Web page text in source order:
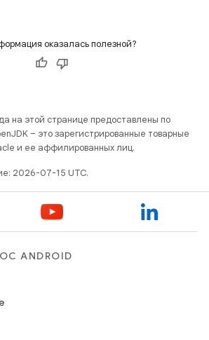
оказалась полезной?
на этой странице предоставлены по
– это зарегистрированные товарные
и ее аффилированных лиц.
2026-07-15 UTC.
ANDROID